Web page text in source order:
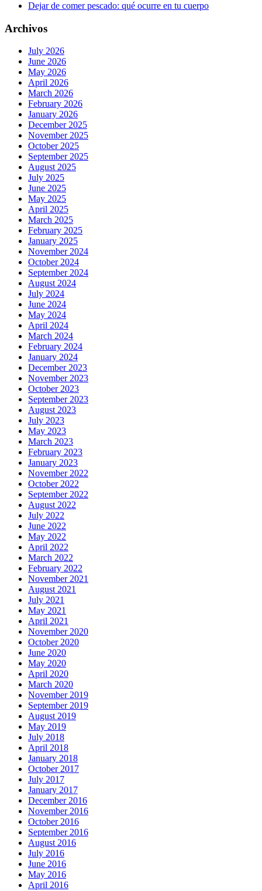
Dejar de comer pescado: qué ocurre en tu cuerpo
Archivos
July 2026
June 2026
May 2026
April 2026
March 2026
February 2026
January 2026
December 2025
November 2025
October 2025
September 2025
August 2025
July 2025
June 2025
May 2025
April 2025
March 2025
February 2025
January 2025
November 2024
October 2024
September 2024
August 2024
July 2024
June 2024
May 2024
April 2024
March 2024
February 2024
January 2024
December 2023
November 2023
October 2023
September 2023
August 2023
July 2023
May 2023
March 2023
February 2023
January 2023
November 2022
October 2022
September 2022
August 2022
July 2022
June 2022
May 2022
April 2022
March 2022
February 2022
November 2021
August 2021
July 2021
May 2021
April 2021
November 2020
October 2020
June 2020
May 2020
April 2020
March 2020
November 2019
September 2019
August 2019
May 2019
July 2018
April 2018
January 2018
October 2017
July 2017
January 2017
December 2016
November 2016
October 2016
September 2016
August 2016
July 2016
June 2016
May 2016
April 2016